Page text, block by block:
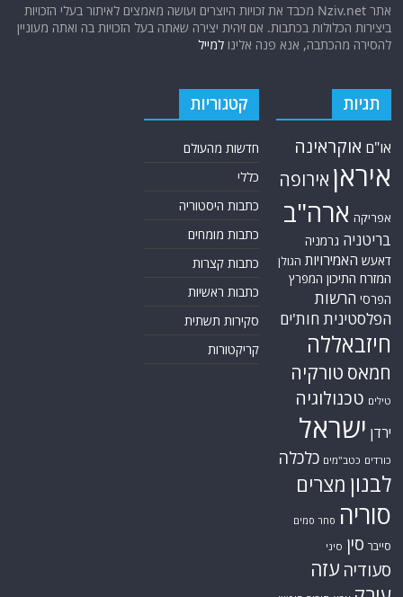
אתר Nziv.net מכבד את זכויות היוצרים ועושה מאמצים לאיתור בעלי הזכויות
ביצירות הכלולות בכתבות. אם זיהית יצירה שאתה בעל הזכויות בה ואתה מעוניין
להסירה מהכתבה, אנא פנה אלינולמייל
תגיות
או"ם אוקראינה
איראן אירופה
אפריקה ארה"ב
בריטניה גרמניה
דאעש האמירויות הגולן
המזרח התיכון המפרץ
הפרסי הרשות
הפלסטינית חות'ים
חיזבאללה
חמאס טורקיה
טילים טכנולוגיה
ירדן ישראל
כורדים כטב"מים כלכלה
לבנון מצרים
סוריה סחר סמים
סייבר סין סיני
סעודיה עזה
קטגוריות
חדשות מהעולם
כללי
כתבות היסטוריה
כתבות מומחים
כתבות קצרות
כתבות ראשיות
סקירות תשתית
קריקטורות